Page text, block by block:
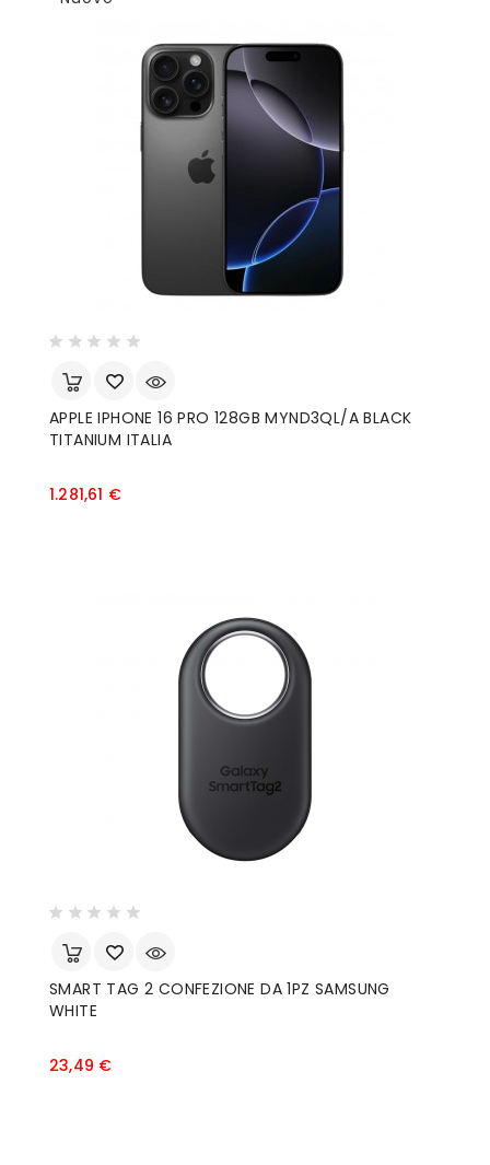
APPLE IPHONE 16 PRO 128GB MYND3QL/A BLACK
TITANIUM ITALIA
1.281,61 €Prezzo
SMART TAG 2 CONFEZIONE DA 1PZ SAMSUNG
WHITE
23,49 €Prezzo